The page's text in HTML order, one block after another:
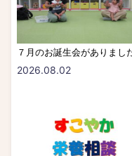
７月のお誕生会がありまし
2026.08.02